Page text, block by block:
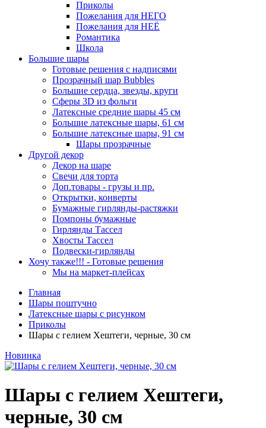
Приколы
Пожелания для НЕГО
Пожелания для НЕЁ
Романтика
Школа
Большие шары
Готовые решения с надписями
Прозрачный шар Bubbles
Большие сердца, звезды, круги
Сферы 3D из фольги
Латексные средние шары 45 см
Большие латексные шары, 61 см
Большие латексные шары, 91 см
Шары прозрачные
Другой декор
Декор на шаре
Свечи для торта
Доп.товары - грузы и пр.
Открытки, конверты
Бумажные гирлянды-растяжки
Помпоны бумажные
Гирлянды Тассел
Хвосты Тассел
Подвески-гирлянды
Хочу также!!! - Готовые решения
Мы на маркет-плейсах
Главная
Шары поштучно
Латексные шары с рисунком
Приколы
Шары с гелием Хештеги, черные, 30 см
Новинка
Шары с гелием Хештеги,
черные, 30 см